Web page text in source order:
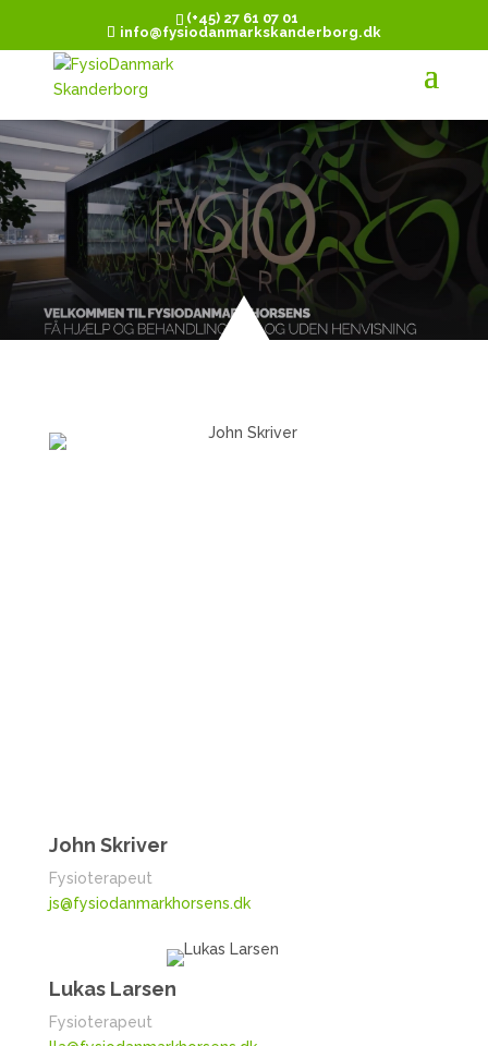
(+45) 27 61 07 01
info@fysiodanmarkskanderborg.dk
John Skriver
Fysioterapeut
js@fysiodanmarkhorsens.dk
Lukas Larsen
Fysioterapeut